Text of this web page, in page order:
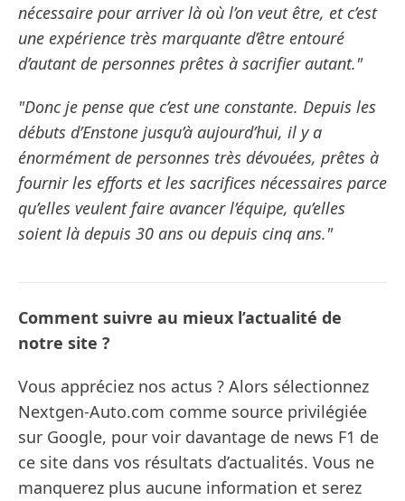
nécessaire pour arriver là où l’on veut être, et c’est
une expérience très marquante d’être entouré
d’autant de personnes prêtes à sacrifier autant."
"Donc je pense que c’est une constante. Depuis les
débuts d’Enstone jusqu’à aujourd’hui, il y a
énormément de personnes très dévouées, prêtes à
fournir les efforts et les sacrifices nécessaires parce
qu’elles veulent faire avancer l’équipe, qu’elles
soient là depuis 30 ans ou depuis cinq ans."
Comment suivre au mieux l’actualité de
notre site ?
Vous appréciez nos actus ? Alors sélectionnez
Nextgen-Auto.com comme source privilégiée
sur Google, pour voir davantage de news F1 de
ce site dans vos résultats d’actualités. Vous ne
manquerez plus aucune information et serez